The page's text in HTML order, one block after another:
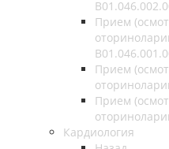
Прием
Прием
Прием
Кардиология